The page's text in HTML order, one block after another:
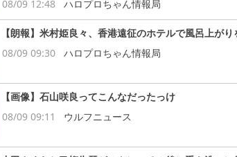
08/09 12:48
ハロプロちゃん情報局
【朗報】米村姫良々、香港遠征のホテルで風呂上が
08/09 09:30
ハロプロちゃん情報局
【画像】石山咲良ってこんなだったっけ
08/09 09:11
ウルフニュース